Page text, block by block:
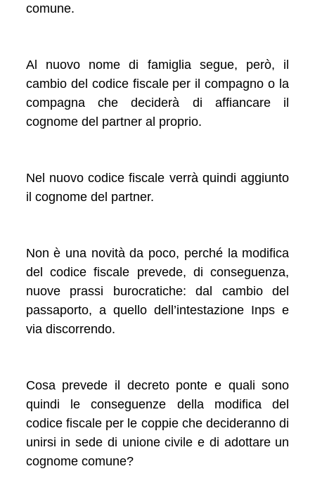
comune.
Al nuovo nome di famiglia segue, però, il
cambio del codice fiscale per il compagno o la
compagna che deciderà di affiancare il
cognome del partner al proprio.
Nel nuovo codice fiscale verrà quindi aggiunto
il cognome del partner.
Non è una novità da poco, perché la modifica
del codice fiscale prevede, di conseguenza,
nuove prassi burocratiche: dal cambio del
passaporto, a quello dell’intestazione Inps e
via discorrendo.
Cosa prevede il decreto ponte e quali sono
quindi le conseguenze della modifica del
codice fiscale per le coppie che decideranno di
unirsi in sede di unione civile e di adottare un
cognome comune?